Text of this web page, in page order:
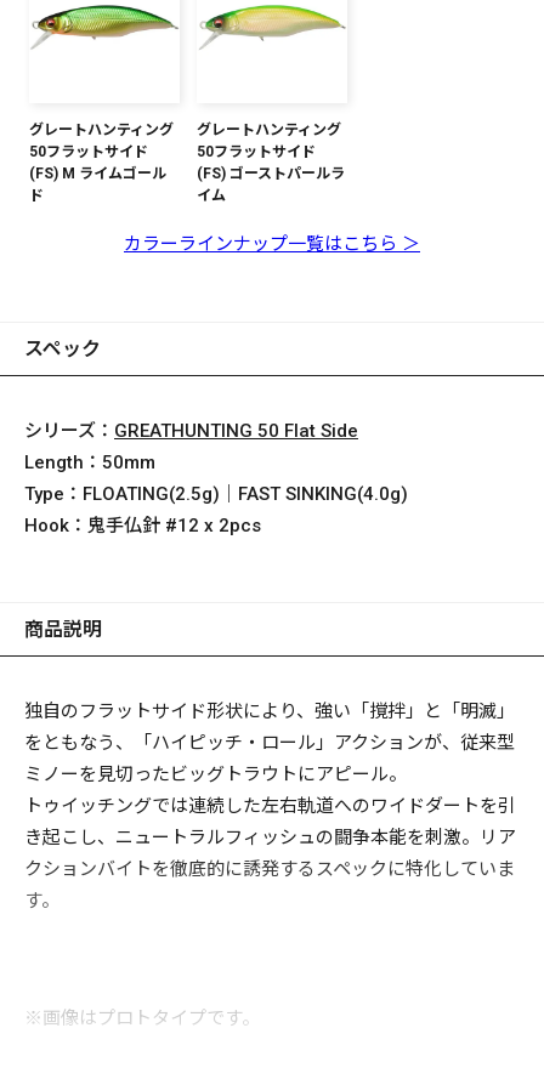
グレートハンティング
50フラットサイド
(FS) M ライムゴール
ド
グレートハンティング
50フラットサイド
(FS) ゴーストパールラ
イム
カラーラインナップ一覧はこちら ＞
スペック
シリーズ： GREATHUNTING 50 Flat Side
Length： 50mm
Type： FLOATING(2.5g)｜FAST SINKING(4.0g)
Hook： 鬼手仏針 #12 x 2pcs
商品説明
独自のフラットサイド形状により、強い「撹拌」と「明滅」
をともなう、「ハイピッチ・ロール」アクションが、従来型
ミノーを見切ったビッグトラウトにアピール。
トゥイッチングでは連続した左右軌道へのワイドダートを引
き起こし、ニュートラルフィッシュの闘争本能を刺激。リア
クションバイトを徹底的に誘発するスペックに特化していま
す。
※画像はプロトタイプです。